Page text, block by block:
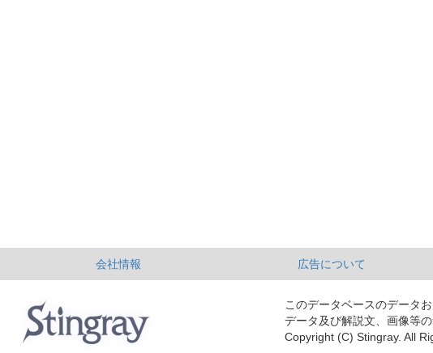
会社情報 広告について
このデータベースのデータ
データ及び解説文、画像等
Copyright (C) Stingray. All